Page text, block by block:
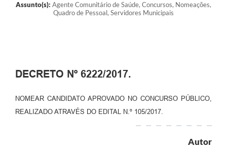
Assunto(s): Agente Comunitário de Saúde, Concursos, Nomeações,
Quadro de Pessoal, Servidores Municipais
DECRETO Nº 6222/2017.
NOMEAR CANDIDATO APROVADO NO CONCURSO PÚBLICO,
REALIZADO ATRAVÉS DO EDITAL N.º 105/2017.
Autor